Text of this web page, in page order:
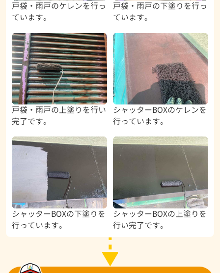
戸袋・雨戸のケレンを行っ
ています。
戸袋・雨戸の下塗りを行っ
ています。
戸袋・雨戸の上塗りを行い
完了です。
シャッターBOXのケレンを
行っています。
シャッターBOXの下塗りを
行っています。
シャッターBOXの上塗りを
行い完了です。